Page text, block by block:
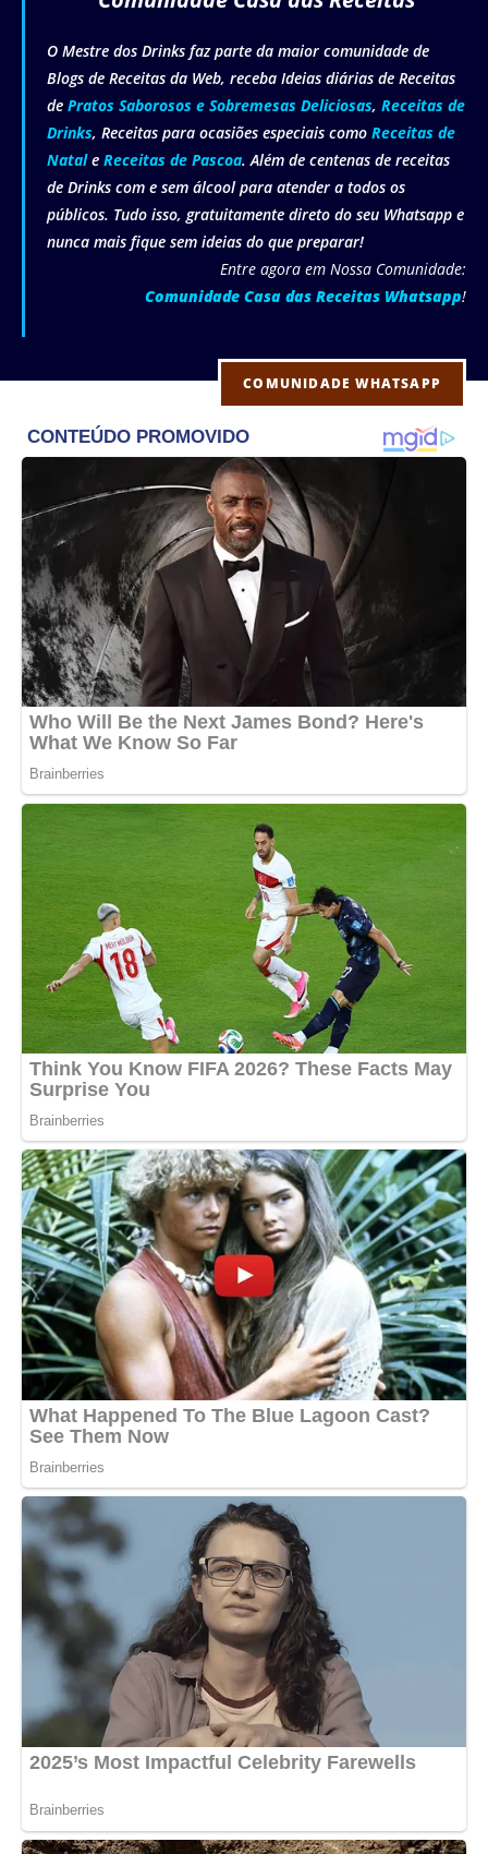
O Mestre dos Drinks faz parte da maior comunidade de
Blogs de Receitas da Web, receba Ideias diárias de Receitas
de Pratos Saborosos e Sobremesas Deliciosas, Receitas de
Drinks, Receitas para ocasiões especiais como Receitas de
Natale Receitas de Pascoa. Além de centenas de receitas
de Drinks com e sem álcool para atender a todos os
públicos. Tudo isso, gratuitamente direto do seu Whatsapp e
nunca mais fique sem ideias do que preparar!
Entre agora em Nossa Comunidade:
Comunidade Casa das Receitas Whatsapp!
COMUNIDADE WHATSAPP